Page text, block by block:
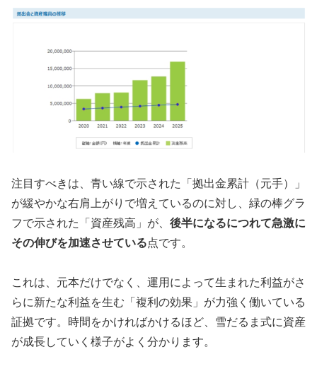
注目すべきは、青い線で示された「拠出金累計（元手）」
が緩やかな右肩上がりで増えているのに対し、緑の棒グラ
フで示された「資産残高」が、 後半になるにつれて急激に
その伸びを加速させている点です。
これは、元本だけでなく、運用によって生まれた利益がさ
らに新たな利益を生む「複利の効果」が力強く働いている
証拠です。時間をかければかけるほど、雪だるま式に資産
が成長していく様子がよく分かります。